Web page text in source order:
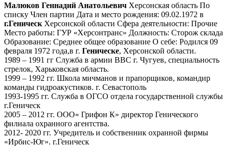
Малюков Геннадий Анатольевич Херсонская область По
списку Член партии Дата и место рождения: 09.02.1972 в
г.Геническ Херсонской области Сфера деятельности: Прочие
Место работы: ГУР «Херсонтранс» Должность: Сторож склада
Образование: Среднее общее образование О себе: Родился 09
февраля 1972 года,в г. Геническе, Херсонской области.
1989 – 1991 гг Служба в армии ВВС г. Чугуев, специальность
стрелок, Харьковская область.
1999 – 1992 гг. Школа мичманов и прапорщиков, командир
команды гидроакустиков. г. Севастополь
1993-1995 гг. Служба в ОГСО отдела государственной службы
г.Геническ
2005 – 2012 гг. ООО« Грифон К» директор Генического
филиала охранного агентства.
2012- 2020 гг. Учредитель и собственник охранной фирмы
«Ирбис-Юг». г.Геническ